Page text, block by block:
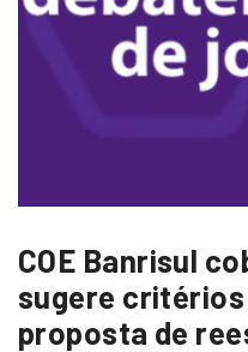
COE Banrisul
sugere
proposta de